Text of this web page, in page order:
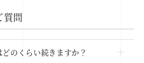
質問
のくらい続きますか？